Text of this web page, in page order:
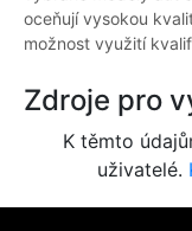
oceňují vysokou
možnost využití
Zdroje pro
K těmto
uživatelé.